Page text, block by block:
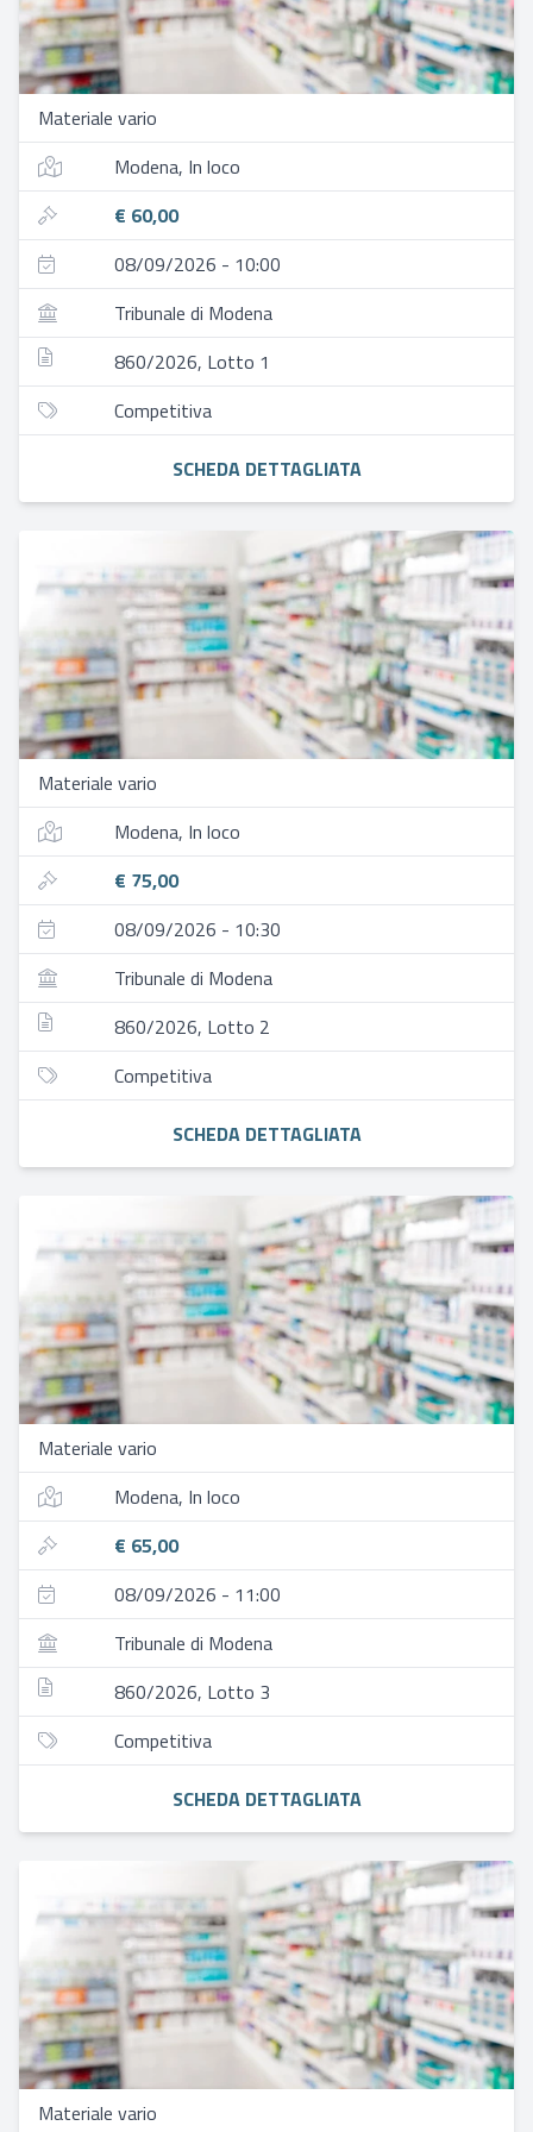
Materiale vario
Modena, In loco
€ 60,00
08/09/2026 - 10:00
Tribunale di Modena
860/2026, Lotto 1
Competitiva
SCHEDA DETTAGLIATA
Materiale vario
Modena, In loco
€ 75,00
08/09/2026 - 10:30
Tribunale di Modena
860/2026, Lotto 2
Competitiva
SCHEDA DETTAGLIATA
Materiale vario
Modena, In loco
€ 65,00
08/09/2026 - 11:00
Tribunale di Modena
860/2026, Lotto 3
Competitiva
SCHEDA DETTAGLIATA
Materiale vario